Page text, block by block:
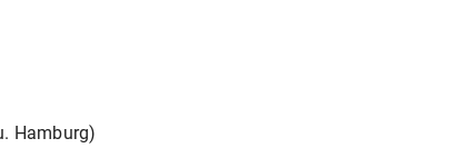
Hamburg)